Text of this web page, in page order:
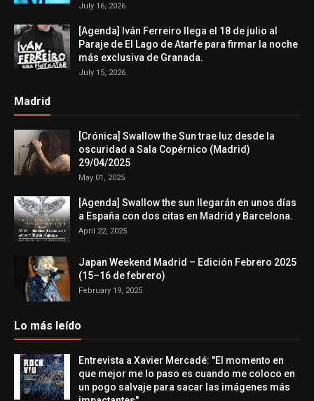
July 16, 2026
[Agenda] Iván Ferreiro llega el 18 de julio al
Paraje de El Lago de Atarfe para firmar la noche
más exclusiva de Granada.
July 15, 2026
Madrid
[Crónica] Swallow the Sun trae luz desde la
oscuridad a Sala Copérnico (Madrid)
29/04/2025
May 01, 2025
[Agenda] Swallow the sun llegarán en unos días
a España con dos citas en Madrid y Barcelona.
April 22, 2025
Japan Weekend Madrid – Edición Febrero 2025
(15–16 de febrero)
February 19, 2025
Lo más leído
Entrevista a Xavier Mercadé: "El momento en
que mejor me lo paso es cuando me coloco en
un pogo salvaje para sacar las imágenes más